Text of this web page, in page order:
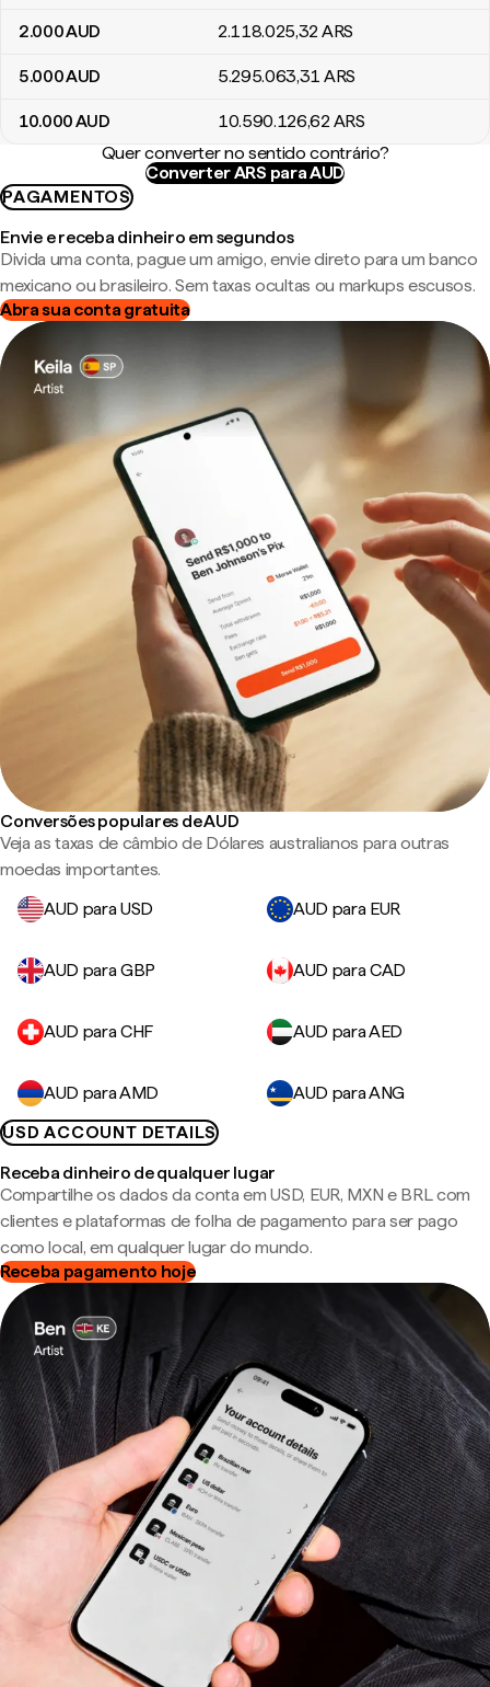
2.000AUD 2.118.025,32ARS
5.000AUD 5.295.063,31 ARS
10.000AUD 10.590.126,62ARS
Quer converter no sentido contrário?
Converter ARS para AUD
PAGAMENTOS
Envie e receba dinheiro em segundos
Divida uma conta, pague um amigo, envie direto para um banco
mexicano ou brasileiro. Sem taxas ocultas ou markups escusos.
Abra sua conta gratuita
Conversões populares de AUD
Veja as taxas de câmbio de Dólares australianos para outras
moedas importantes.
AUD para USD
AUD para EUR
AUD para GBP AUD para CAD
AUD para CHF AUD para AED
AUD para AMD
AUD para ANG
USD ACCOUNT DETAILS
Receba dinheiro de qualquer lugar
Compartilhe os dados da conta em USD, EUR, MXN e BRL com
clientes e plataformas de folha de pagamento para ser pago
como local, em qualquer lugar do mundo.
Receba pagamento hoje